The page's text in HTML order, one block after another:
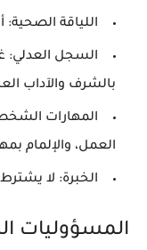
اللياقة
السجل العدلي:
بالشرف والآداب
المهارات
العمل، والإلمام
الخبرة: لا
المسؤوليات